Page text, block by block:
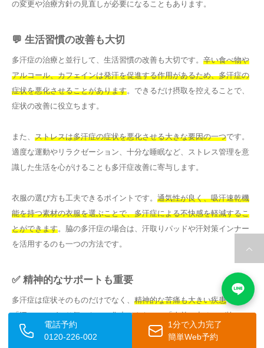
の変更や治療方針の見直しが必要になることもあります。
💬 生活習慣の改善も大切
多汗症の治療と並行して、生活習慣の改善も大切です。 辛い食べ物や
アルコール、カフェインは発汗を促進する作用があるため、多汗症の
症状を悪化させることがあります。できるだけ摂取を控えることで、
症状の改善に役立ちます。
また、 ストレスは多汗症の症状を悪化させる大きな要因の一つです。
適度な運動やリラクゼーション、十分な睡眠など、ストレス管理を意
識した生活を心がけることも多汗症改善に寄与します。
衣服の選び方も工夫できるポイントです。 通気性が良く、吸汗速乾機
能を持つ素材の衣服を選ぶことで、多汗症による不快感を軽減するこ
とができます。脇の多汗症の場合は、汗取りパッドや汗対策インナー
を活用するのも一つの方法です。
✅ 精神的なサポートも重要
多汗症は症状そのものだけでなく、 精神的な苦痛も大きい疾患です。
「汗のことばかり気になって集中できない」「人前に出るのが怖い」
というような精神的なつらさを感じている方も多いでしょう。
電話予約
0120-226-002
1分で入力完了
簡単Web予約